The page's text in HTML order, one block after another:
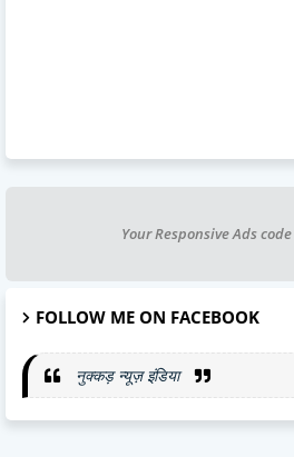
Your Responsive Ads
FOLLOW ME ON FACEBOOK
नुक्कड़ न्यूज़ इंडिया